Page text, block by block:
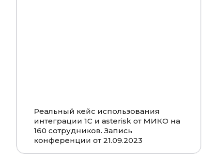
Реальный кейс использования
интеграции 1С и asterisk от МИКО на
160 сотрудников. Запись
конференции от 21.09.2023